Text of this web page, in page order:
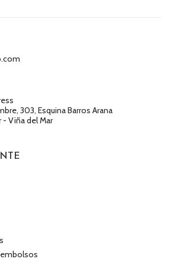
303, Esquina Barros Arana
Viña del Mar